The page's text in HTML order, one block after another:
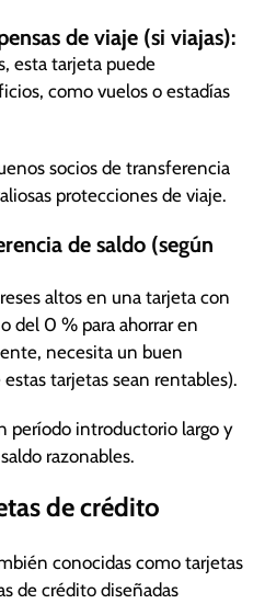
de viaje (si viajas):
esta tarjeta puede
como vuelos o estadías
socios de transferencia
protecciones de viaje.
de saldo (según
altos en una tarjeta con
del 0 % para ahorrar en
necesita un buen
tarjetas sean rentables).
período introductorio largo y
razonables.
de crédito
conocidas como tarjetas
de crédito diseñadas